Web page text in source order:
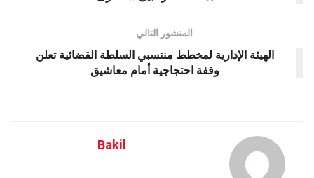
المنشور التالي
الهيئة الإدارية لمخطط منتسبي السلطة القضائية تعلن
وقفة احتجاجية أمام معاشيق
Bakil